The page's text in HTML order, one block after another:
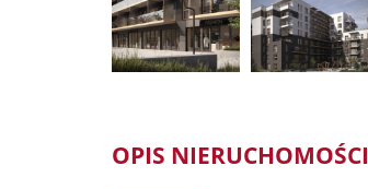
OPIS NIERUCHOMOŚCI